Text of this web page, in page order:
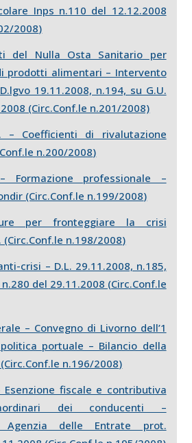
Inps n.110 del 12.12.2008
2008)
del Nulla Osta Sanitario per
prodotti alimentari – Intervento
19.11.2008, n.194, su G.U.
(Circ.Conf.le n.201/2008)
– Coefficienti di rivalutazione
n.200/2008)
Formazione professionale –
(Circ.Conf.le n.199/2008)
per fronteggiare la crisi
(Circ.Conf.le n.198/2008)
crisi – D.L. 29.11.2008, n.185,
del 29.11.2008 (Circ.Conf.le
– Convegno di Livorno dell’1
portuale – Bilancio della
n.196/2008)
fiscale e contributiva
dei conducenti –
Agenzia delle Entrate prot.